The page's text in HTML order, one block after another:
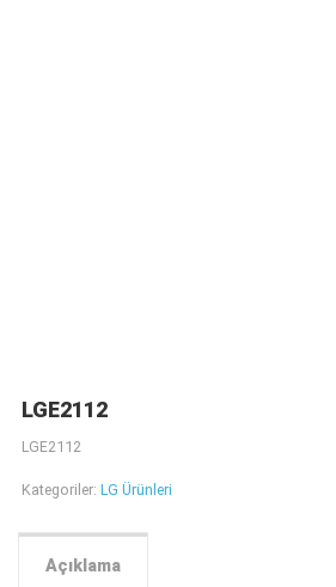
LGE2112
LGE2112
Kategoriler: LG Ürünleri
Açıklama